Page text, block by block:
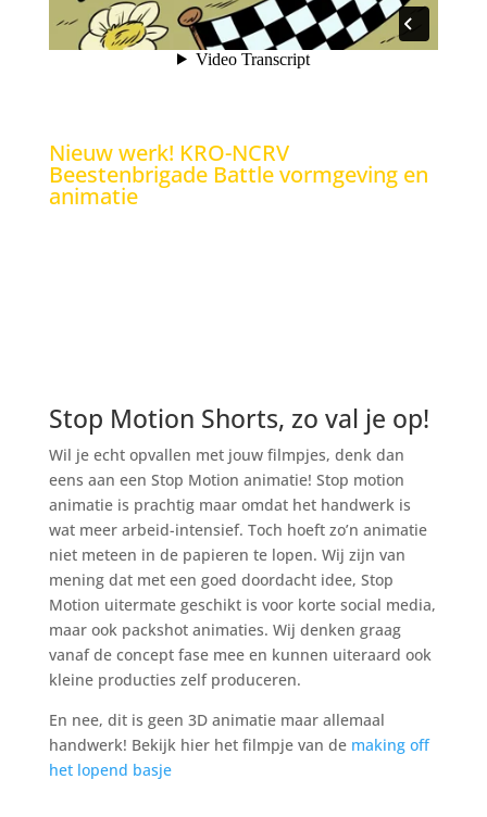
Nieuw werk! KRO-NCRV
Beestenbrigade Battle vormgeving en
animatie
Stop Motion Shorts, zo val je op!
Wil je echt opvallen met jouw filmpjes, denk dan
eens aan een Stop Motion animatie! Stop motion
animatie is prachtig maar omdat het handwerk is
wat meer arbeid-intensief. Toch hoeft zo’n animatie
niet meteen in de papieren te lopen. Wij zijn van
mening dat met een goed doordacht idee, Stop
Motion uitermate geschikt is voor korte social media,
maar ook packshot animaties. Wij denken graag
vanaf de concept fase mee en kunnen uiteraard ook
kleine producties zelf produceren.
En nee, dit is geen 3D animatie maar allemaal
handwerk! Bekijk hier het filmpje van de making off
het lopend basje